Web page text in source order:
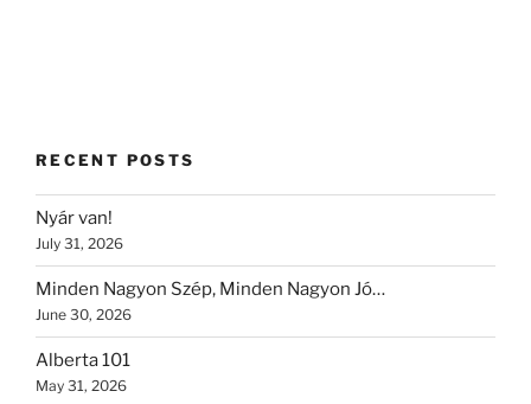
RECENT POSTS
Nyár van!
July 31, 2026
Minden Nagyon Szép, Minden Nagyon Jó…
June 30, 2026
Alberta 101
May 31, 2026